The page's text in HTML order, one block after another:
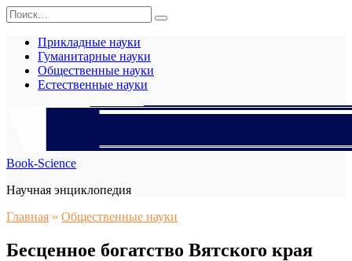
Перейти
к
содержанию
Search
for:
Прикладные науки
Гуманитарные науки
Общественные науки
Естественные науки
Book-Science
Научная энциклопедия
Главная » Общественные науки
Бесценное богатство Вятского края